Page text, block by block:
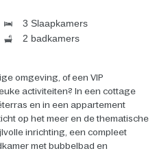
3 Slaapkamers
2 badkamers
omgeving, of een VIP
activiteiten? In een cottage
en in een appartement
op het meer en de thematische
inrichting, een compleet
met bubbelbad en